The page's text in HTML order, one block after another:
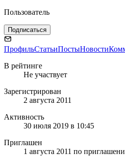
Пользователь
Подписаться
ПрофильСтатьиПостыНовости
В рейтинге
Не участвует
Зарегистрирован
2 августа 2011
Активность
30 июля 2019 в 10:45
Приглашен
1 августа 2011 по